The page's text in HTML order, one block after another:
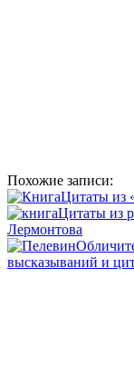
Похожие записи:
Цитаты из
Цитаты из
Лермонтова
высказываний и